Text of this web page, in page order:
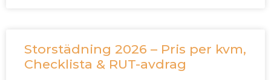
Storstädning 2026 – Pris per kvm,
Checklista & RUT-avdrag